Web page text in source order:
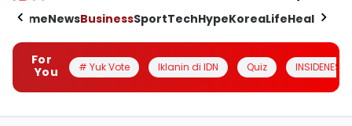
HomeNewsBusinessSportTechHypeKoreaLifeHealth
For
You
# Yuk Vote Iklanin di IDN Quiz INSIDENESIA